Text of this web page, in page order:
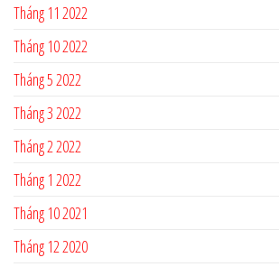
Tháng 11 2022
Tháng 10 2022
Tháng 5 2022
Tháng 3 2022
Tháng 2 2022
Tháng 1 2022
Tháng 10 2021
Tháng 12 2020